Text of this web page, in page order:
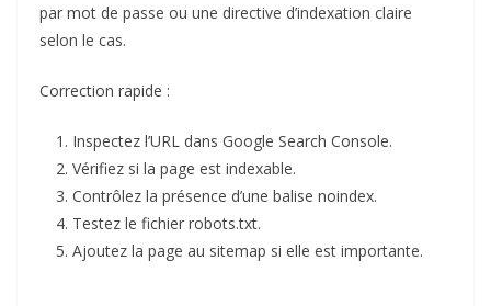
par mot de passe ou une directive d’indexation claire
selon le cas.
Correction rapide :
Inspectez l’URL dans Google Search Console.
Vérifiez si la page est indexable.
Contrôlez la présence d’une balise noindex.
Testez le fichier robots.txt.
Ajoutez la page au sitemap si elle est importante.